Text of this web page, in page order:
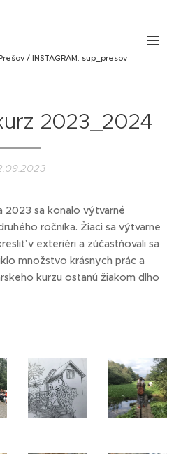
/ INSTAGRAM: sup_presov
2023_2024
2023 sa konalo výtvarné
ročníka. Žiaci sa výtvarne
v exteriéri a zúčastňovali sa
množstvo krásnych prác a
kurzu ostanú žiakom dlho